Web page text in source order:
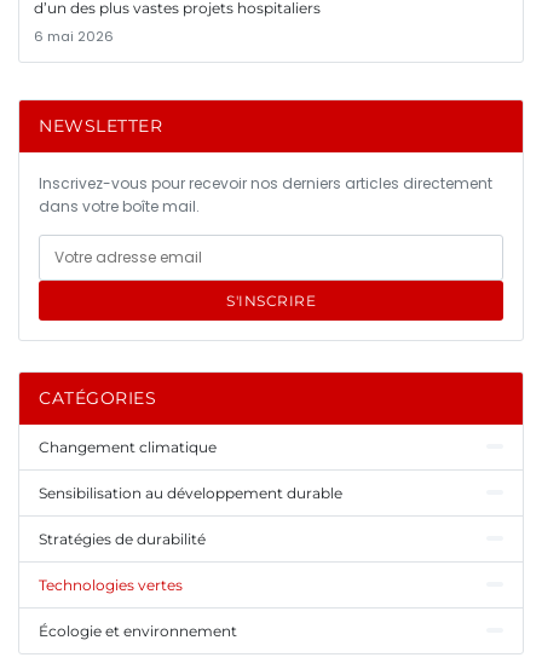
d’un des plus vastes projets hospitaliers
6 mai 2026
NEWSLETTER
Inscrivez-vous pour recevoir nos derniers articles directement
dans votre boîte mail.
S'INSCRIRE
CATÉGORIES
Changement climatique
Sensibilisation au développement durable
Stratégies de durabilité
Technologies vertes
Écologie et environnement